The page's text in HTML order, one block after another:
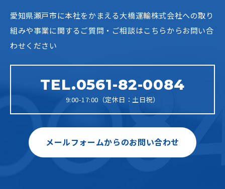
愛知県瀬戸市に本社をかまえる大橋運輸株式会社への取り
組みや事業に関するご質問・ご相談はこちらからお問い合
わせください
TEL.0561-82-0084
9:00-17:00（定休日：土日祝）
メールフォームからのお問い合わせ